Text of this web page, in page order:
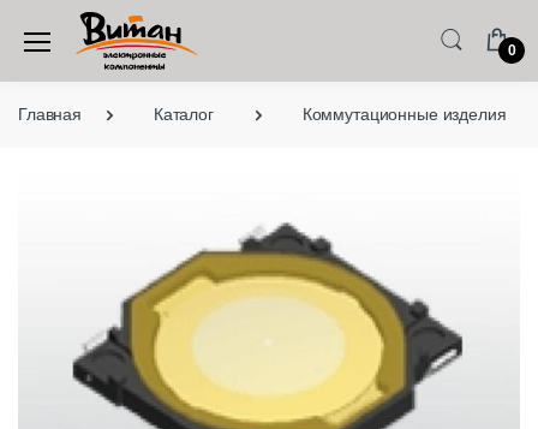
0
Главная Каталог Коммутационные изделия